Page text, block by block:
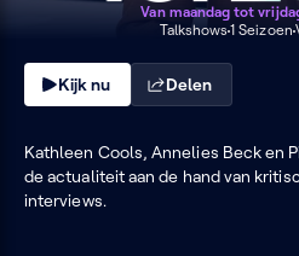
Van maandag tot
Talkshows1 Seizoen
Kijk nu Delen
Kathleen Cools, Annelies Beck en
de actualiteit aan de hand van
interviews.